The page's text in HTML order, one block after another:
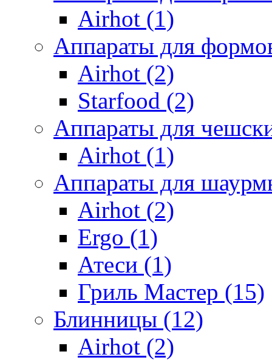
Airhot (1)
Аппараты для
Airhot (2)
Starfood (2)
Аппараты для
Airhot (1)
Аппараты для
Airhot (2)
Ergo (1)
Атеси (1)
Гриль Мастер (15)
Блинницы (12)
Airhot (2)